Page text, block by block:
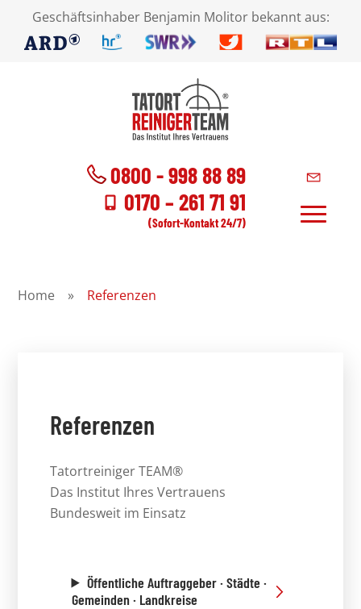
Geschäftsinhaber Benjamin Molitor bekannt aus:
0800 - 998 88 89
0170 – 261 71 91
(Sofort-Kontakt 24/7)
Home » Referenzen
Referenzen
Tatortreiniger TEAM®
Das Institut Ihres Vertrauens
Bundesweit im Einsatz
Öffentliche Auftraggeber · Städte ·
Gemeinden · Landkreise